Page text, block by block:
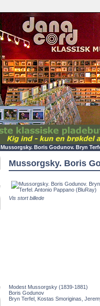
Mussorgsky. Boris Godunov. Bryn
Mussorgsky. Boris
Vis stort billede
Modest Mussorgsky (1839-1881)
Boris Godunov
Bryn Terfel, Kostas Smoriginas,